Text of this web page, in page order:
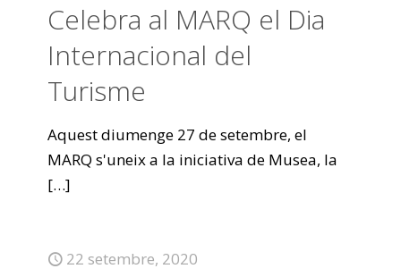
Celebra al MARQ el Dia
Internacional del
Turisme
Aquest diumenge 27 de setembre, el
MARQ s'uneix a la iniciativa de Musea, la
[…]
22 setembre, 2020